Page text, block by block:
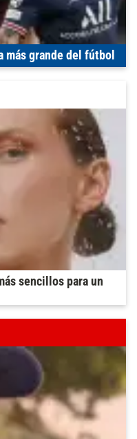
más grande del fútbol
sencillos para un